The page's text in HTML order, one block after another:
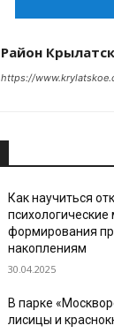
Район
https://
Как научиться
формирования
накоплениям
30.04.2025
В парке
лисицы и